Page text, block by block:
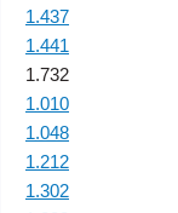
1.437
1.441
1.732
1.010
1.048
1.212
1.302